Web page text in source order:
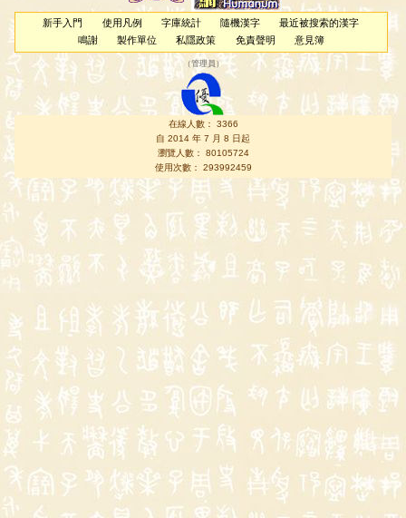
新手入門 使用凡例 字庫統計 隨機漢字
最近被搜索的漢字
鳴謝
製作單位 私隱政策 免責聲明 意見簿
（管理員 ）
在線人數： 3366
自 2014 年 7 月 8 日起
瀏覽人數： 80105724
使用次數： 293992459